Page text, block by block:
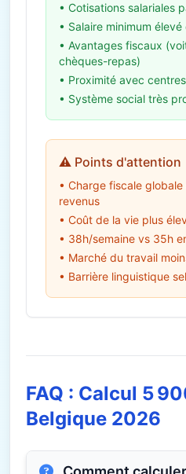
• Cotisations salariales
• Salaire minimum
• Avantages fiscaux
chèques-repas)
• Proximité avec
• Système social très
⚠️ Points d'attention
• Charge fiscale
revenus
• Coût de la vie plus
• 38h/semaine vs 35h
• Marché du travail
• Barrière linguistique
FAQ : Calcul 5
Belgique 2026